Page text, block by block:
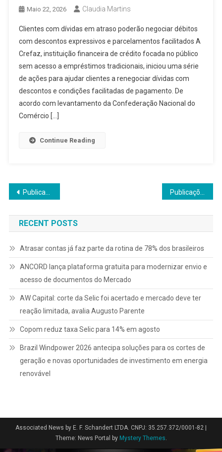
Maio 22, 2026 Claudia Martins
Clientes com dívidas em atraso poderão negociar débitos
com descontos expressivos e parcelamentos facilitados A
Crefaz, instituição financeira de crédito focada no público
sem acesso a empréstimos tradicionais, iniciou uma série
de ações para ajudar clientes a renegociar dívidas com
descontos e condições facilitadas de pagamento. De
acordo com levantamento da Confederação Nacional do
Comércio […]
Continue Reading
Navegação
por
posts
Publicações mais antigas Publicações mais novas
RECENT POSTS
Atrasar contas já faz parte da rotina de 78% dos brasileiros
ANCORD lança plataforma gratuita para modernizar envio e
acesso de documentos do Mercado
AW Capital: corte da Selic foi acertado e mercado deve ter
reação limitada, avalia Augusto Parente
Copom reduz taxa Selic para 14% em agosto
Brazil Windpower 2026 antecipa soluções para os cortes de
geração e novas oportunidades de investimento em energia
renovável
Associated News by E. F. Schandert LTDA. CNPJ: 35.257.372/0001-82
Theme: News Portal by Mystery Themes.